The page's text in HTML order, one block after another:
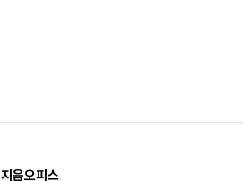
지음오피스